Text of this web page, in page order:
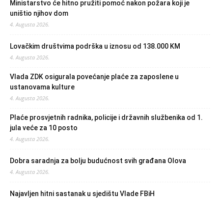
Ministarstvo će hitno pružiti pomoć nakon požara koji je
uništio njihov dom
4. Augusta 2026.
Lovačkim društvima podrška u iznosu od 138.000 KM
4. Augusta 2026.
Vlada ZDK osigurala povećanje plaće za zaposlene u
ustanovama kulture
4. Augusta 2026.
Plaće prosvjetnih radnika, policije i državnih službenika od 1.
jula veće za 10 posto
4. Augusta 2026.
Dobra saradnja za bolju budućnost svih građana Olova
4. Augusta 2026.
Najavljen hitni sastanak u sjedištu Vlade FBiH